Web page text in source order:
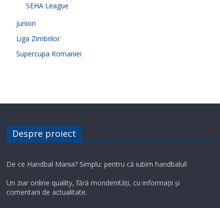
SEHA League
Juniori
Liga Zimbrilor
Supercupa Romaniei
Despre proiect
De ce Handbal Mania? Simplu: pentru că iubim handbalul!
Un ziar online quality, fără mondenități, cu informații și
comentarii de actualitate.